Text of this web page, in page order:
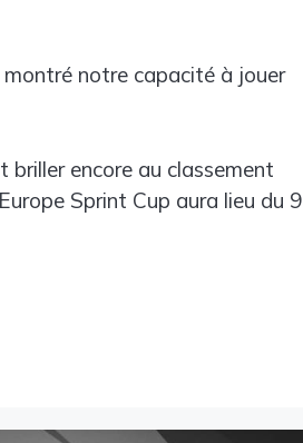
montré notre capacité à jouer
encore au classement
Sprint Cup aura lieu du 9